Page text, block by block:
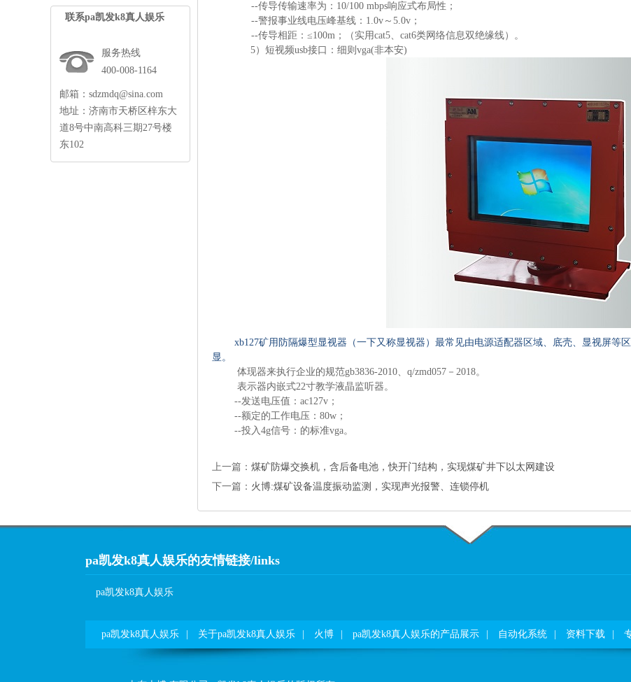
联系pa凯发k8真人娱乐
服务热线
400-008-1164
邮箱： sdzmdq@sina.com
地址：济南市天桥区梓东大
道8号中南高科三期27号楼
东102
--传导传输速率为：10/100 mbps响应式布局性；
--警报事业线电压峰基线：1.0v～5.0v；
--传导相距：≤100m；（实用cat5、cat6类网络信息双绝缘线）。
5）短视频usb接口：细则vga(非本安)
xb127矿用防隔爆型显视器（一下又称显视器）最常见由电源适配器区域、底壳、显视屏等区
显。
体现器来执行企业的规范gb3836-2010、q/zmd057－2018。
表示器内嵌式22寸教学液晶监听器。
--发送电压值：ac127v；
--额定的工作电压：80w；
--投入4g信号：的标准vga。
上一篇： 煤矿防爆交换机，含后备电池，快开门结构，实现煤矿井下以太网建设
下一篇： 火博:煤矿设备温度振动监测，实现声光报警、连锁停机
pa凯发k8真人娱乐的友情链接/links
pa凯发k8真人娱乐
pa凯发k8真人娱乐 关于pa凯发k8真人娱乐 火博 pa凯发k8真人娱乐的产品展示 自动化系统 资料下载